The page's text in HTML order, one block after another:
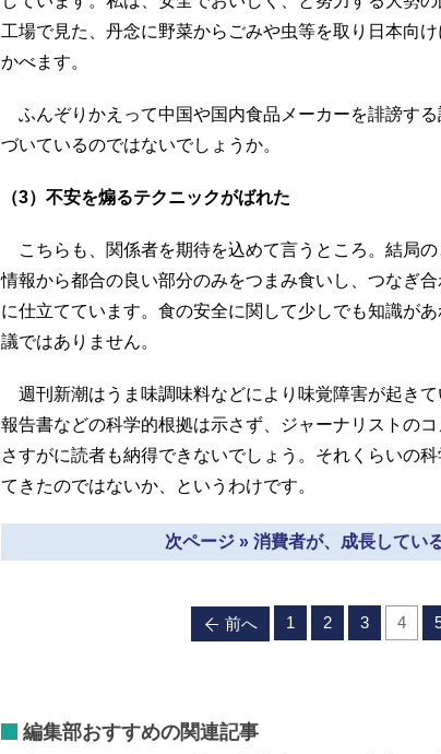
工場で見た、丹念に野菜からごみや虫等を取り日本向
かべます。
ふんぞりかえって中国や国内食品メーカーを誹謗す
づいているのではないでしょうか。
（3）不安を煽るテクニックがばれた
こちらも、関係者を期待を込めて言うところ。結局
情報から都合の良い部分のみをつまみ食いし、つなぎ
に仕立てています。食の安全に関して少しでも知識が
議ではありません。
週刊新潮はうま味調味料などにより味覚障害が起き
報告書などの科学的根拠は示さず、ジャーナリストの
さすがに読者も納得できないでしょう。それくらいの
てきたのではないか、というわけです。
次ページ » 消費者が、成長してい
前へ 1 2 3 4
編集部おすすめの関連記事